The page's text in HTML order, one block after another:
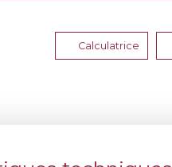
Calculatrice